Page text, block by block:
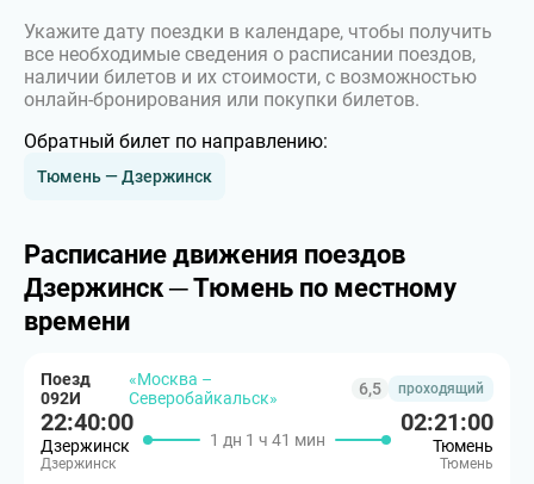
Укажите дату поездки в календаре, чтобы получить
все необходимые сведения о расписании поездов,
наличии билетов и их стоимости, с возможностью
онлайн-бронирования или покупки билетов.
Обратный билет по направлению:
Тюмень — Дзержинск
Расписание движения поездов
Дзержинск ─ Тюмень по местному
времени
Поезд
092И
«Москва –
Северобайкальск»
6,5 проходящий
22:40:00
Дзержинск
Дзержинск
1 дн 1 ч 41 мин
02:21:00
Тюмень
Тюмень